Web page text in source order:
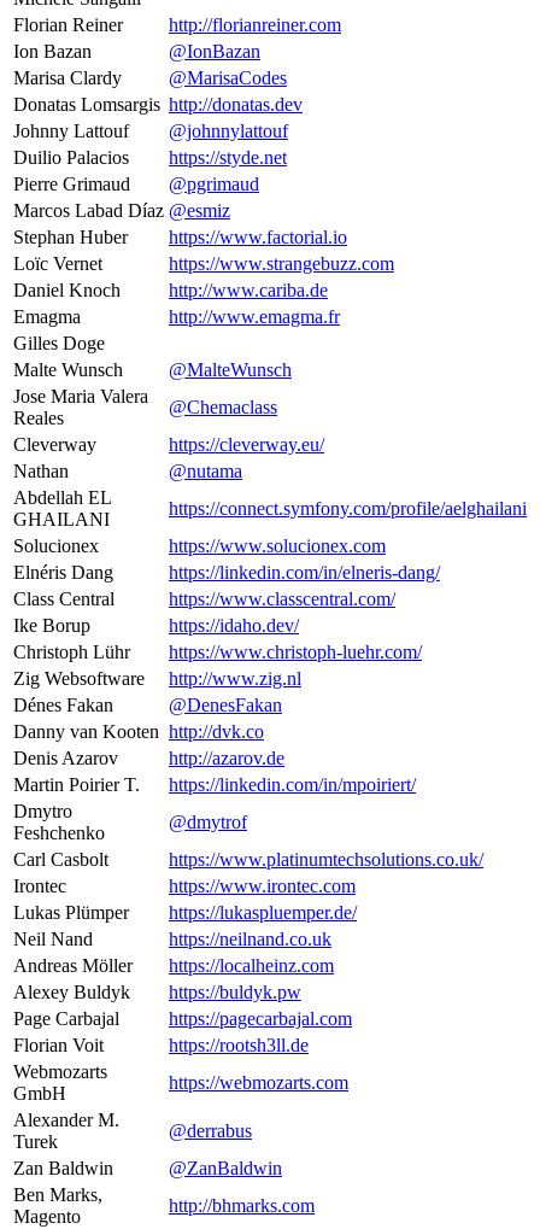
Florian Reiner
http://florianreiner.com
Ion Bazan
@IonBazan
Marisa Clardy
@MarisaCodes
Donatas Lomsargis http://donatas.dev
Johnny Lattouf
@johnnylattouf
Duilio Palacios
https://styde.net
Pierre Grimaud
@pgrimaud
Marcos Labad Díaz @esmiz
Stephan Huber
https://www.factorial.io
Loïc Vernet
https://www.strangebuzz.com
Daniel Knoch
http://www.cariba.de
Emagma
http://www.emagma.fr
Gilles Doge
Malte Wunsch
@MalteWunsch
Jose Maria Valera
Reales
@Chemaclass
Cleverway
https://cleverway.eu/
Nathan
@nutama
Abdellah EL
GHAILANI
https://connect.symfony.com/profile/aelghailani
Solucionex
https://www.solucionex.com
Elnéris Dang
https://linkedin.com/in/elneris-dang/
Class Central
https://www.classcentral.com/
Ike Borup
https://idaho.dev/
Christoph Lühr
https://www.christoph-luehr.com/
Zig Websoftware
http://www.zig.nl
Dénes Fakan
@DenesFakan
Danny van Kooten http://dvk.co
Denis Azarov
http://azarov.de
Martin Poirier T.
https://linkedin.com/in/mpoiriert/
Dmytro
Feshchenko
@dmytrof
Carl Casbolt
https://www.platinumtechsolutions.co.uk/
Irontec
https://www.irontec.com
Lukas Plümper
https://lukaspluemper.de/
Neil Nand
https://neilnand.co.uk
Andreas Möller
https://localheinz.com
Alexey Buldyk
https://buldyk.pw
Page Carbajal
https://pagecarbajal.com
Florian Voit
https://rootsh3ll.de
Webmozarts
GmbH
https://webmozarts.com
Alexander M.
Turek
@derrabus
Zan Baldwin
@ZanBaldwin
Ben Marks,
Magento
http://bhmarks.com